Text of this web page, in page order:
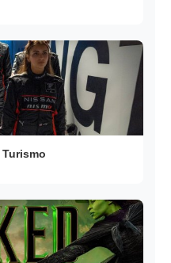
Turismo